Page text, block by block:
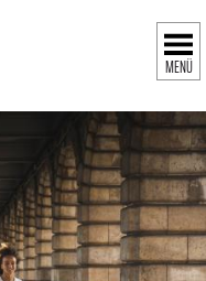
MENÜ